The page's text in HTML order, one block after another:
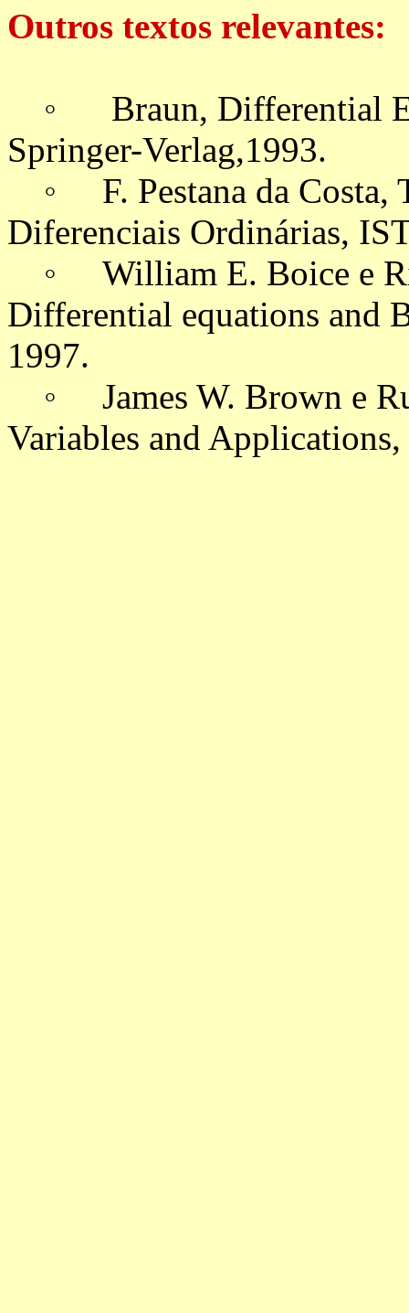
Outros textos relevantes:
◦ Braun, Differential
Springer-Verlag,1993.
◦ F. Pestana da Costa,
Diferenciais Ordinárias,
◦ William E. Boice e
Differential equations and
1997.
◦ James W. Brown e
Variables and